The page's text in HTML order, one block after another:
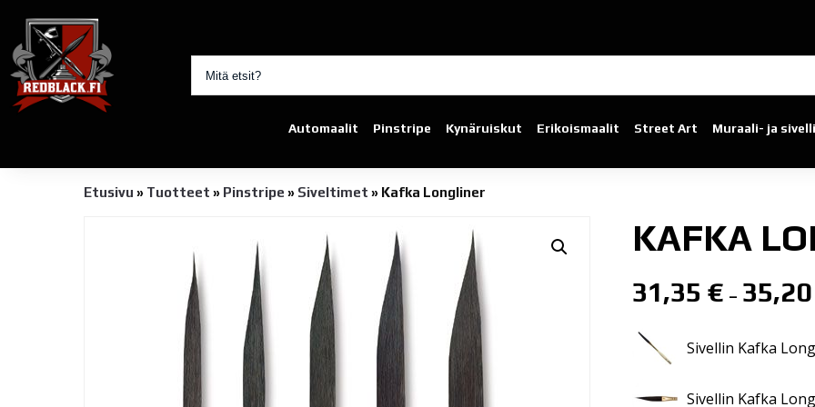
Automaalit Pinstripe Kynäruiskut Erikoismaalit Street Art Muraali- ja
Etusivu » Tuotteet » Pinstripe » Siveltimet » Kafka Longliner
KAFKA
31,35€ –
Sivellin Kafka
Sivellin Kafka